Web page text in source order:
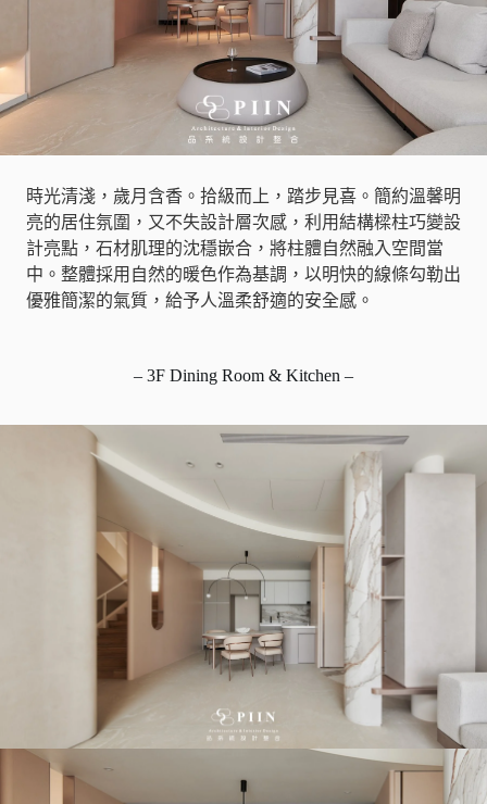
時光清淺，歲月含香。拾級而上，踏步見喜。簡約溫馨明
亮的居住氛圍，又不失設計層次感，利用結構樑柱巧變設
計亮點，石材肌理的沈穩嵌合，將柱體自然融入空間當
中。整體採用自然的暖色作為基調，以明快的線條勾勒出
優雅簡潔的氣質，給予人溫柔舒適的安全感。
– 3F Dining Room & Kitchen –